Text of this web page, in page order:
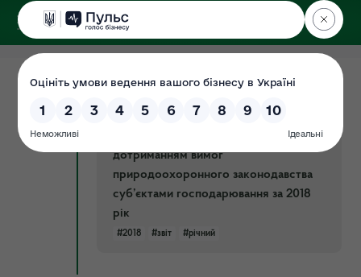
ДЕРЖЕКОІНСПЕКЦІЯ
08.04.2019
Документ
України про виконання заходів
державного нагляду (контролю) за
дотриманням вимог
природоохоронного законодавства
суб’єктами господарювання за 2018
рік
#2018 #звіт #річний